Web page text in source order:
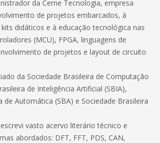
da Cerne Tecnologia, empresa
de projetos embarcados, à
didáticos e à educação tecnológica nas
(MCU), FPGA, linguagens de
de projetos e layout de circuito
da Sociedade Brasileira de Computação
de Inteligência Artificial (SBIA),
de Automática (SBA) e Sociedade Brasileira
vasto acervo literário técnico e
abordados: DFT, FFT, PDS, CAN,